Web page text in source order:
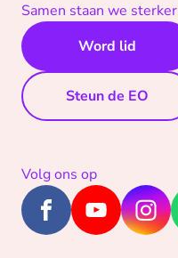
Samen staan we sterker
Word lid
Steun de EO
Volg ons op